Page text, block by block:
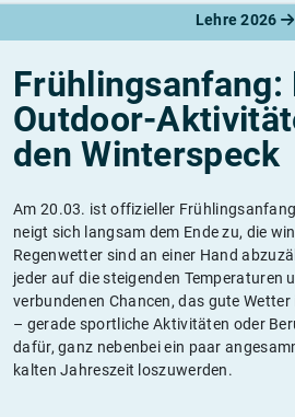
Lehre 2026
Frühlingsanfang:
Outdoor-
den Winterspeck
Am 20.03. ist offizieller
neigt sich langsam dem Ende zu, die
Regenwetter sind an einer Hand
jeder auf die steigenden Temperaturen
verbundenen Chancen, das gute
– gerade sportliche Aktivitäten oder
dafür, ganz nebenbei ein paar
kalten Jahreszeit loszuwerden.